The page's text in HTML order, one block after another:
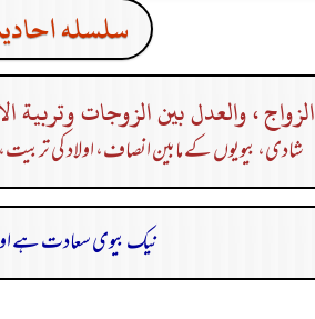
سلسله
الزواج ، والعدل بين الزوجات وتربية
شادی، بیویوں کے مابین انصاف، اولاد کی
نیک بیوی سعادت ہے